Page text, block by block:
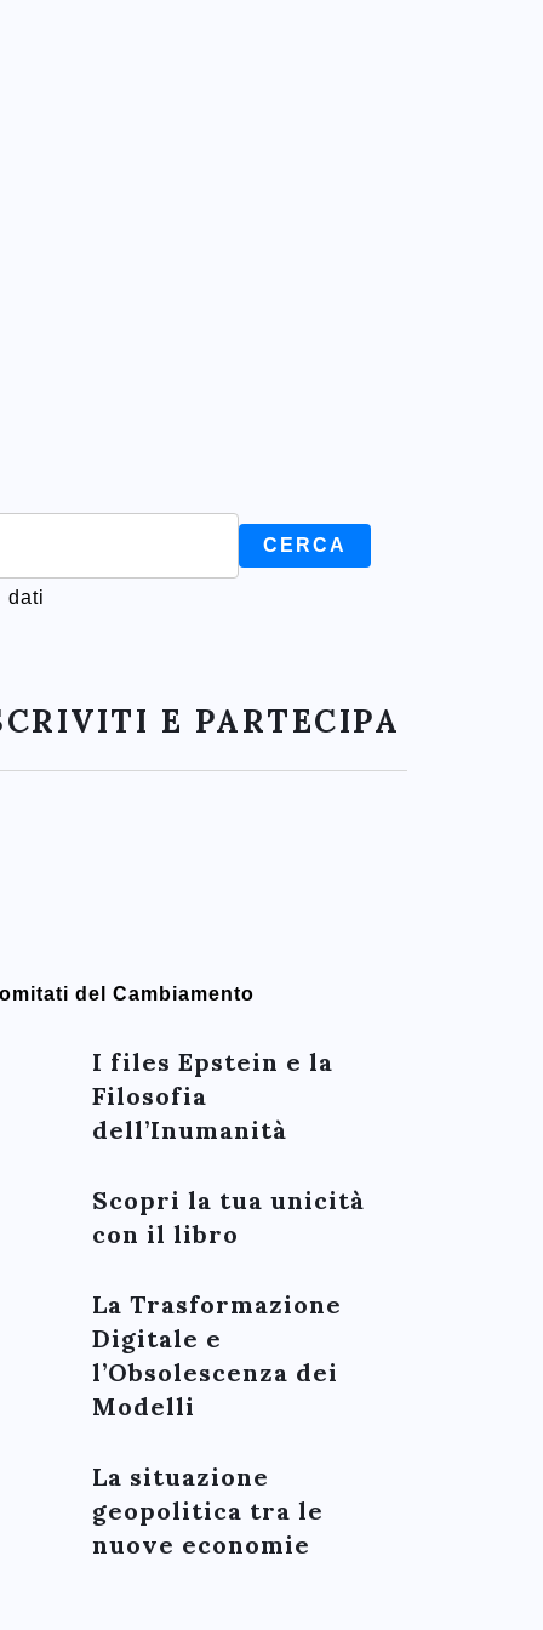
dati
E PARTECIPA
del Cambiamento
I files Epstein e la
Filosofia
dell’Inumanità
Scopri la tua unicità
con il libro
La Trasformazione
Digitale e
l’Obsolescenza dei
Modelli
La situazione
geopolitica tra le
nuove economie